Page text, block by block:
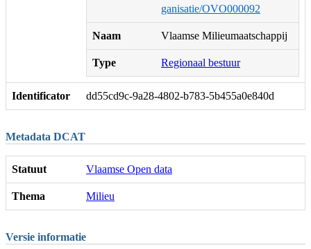
ganisatie/OVO000092
Naam Vlaamse Milieumaatschappij
Type Regionaal bestuur
Identificator dd55cd9c-9a28-4802-b783-5b455a0e840d
Metadata DCAT
Statuut Vlaamse Open data
Thema Milieu
Versie informatie